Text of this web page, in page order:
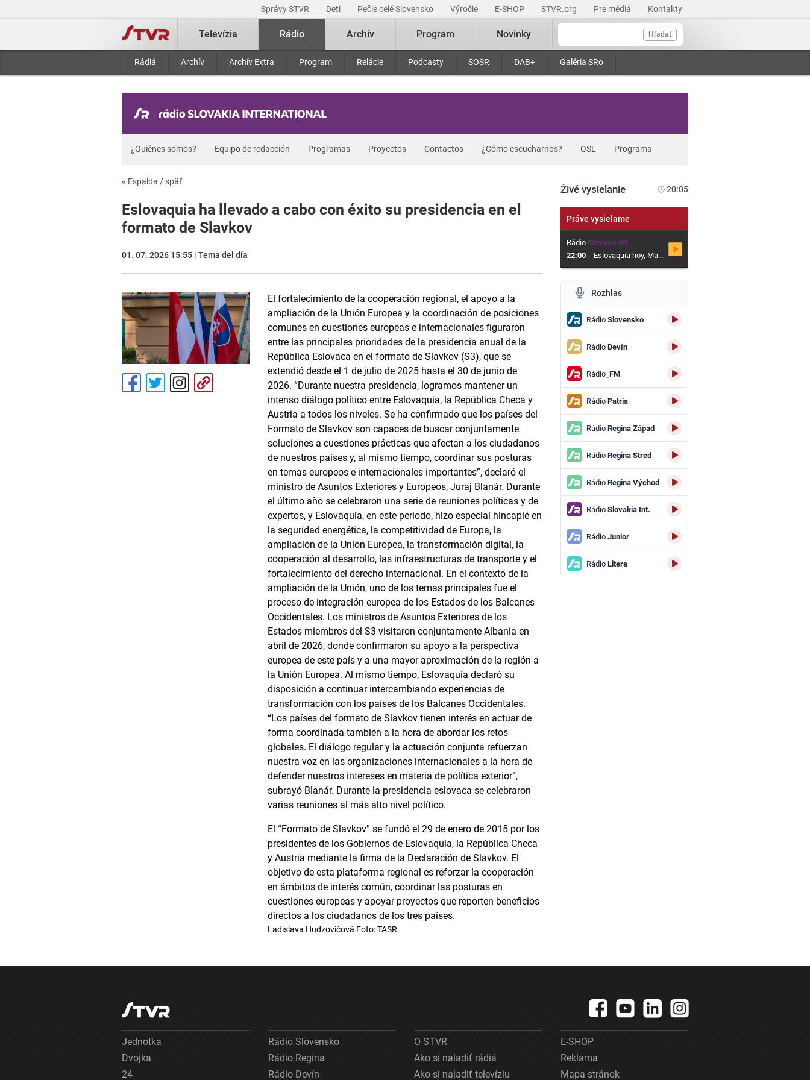
Správy STVR Deti Pečie celé Slovensko Výročie E-SHOP STVR.org Pre médiá Kontakty
Hľadať
Televízia Rádio
Rádiá Archív Archív Extra Program Relácie Podcasty SOSR DAB+ Galéria SRo
Archív Program Novinky
¿Quiénes somos? Equipo de redacción Programas Proyectos Contactos ¿Cómo escucharnos? QSL Programa
« Espalda / späť
Eslovaquia ha llevado a cabo con éxito su presidencia en el
formato de Slavkov
01. 07. 2026 15:55 | Tema del día
El fortalecimiento de la cooperación regional, el apoyo a la
ampliación de la Unión Europea y la coordinación de posiciones
comunes en cuestiones europeas e internacionales figuraron
entre las principales prioridades de la presidencia anual de la
República Eslovaca en el formato de Slavkov (S3), que se
extendió desde el 1 de julio de 2025 hasta el 30 de junio de
2026. “Durante nuestra presidencia, logramos mantener un
intenso diálogo político entre Eslovaquia, la República Checa y
Austria a todos los niveles. Se ha confirmado que los países del
Formato de Slavkov son capaces de buscar conjuntamente
soluciones a cuestiones prácticas que afectan a los ciudadanos
de nuestros países y, al mismo tiempo, coordinar sus posturas
en temas europeos e internacionales importantes”, declaró el
ministro de Asuntos Exteriores y Europeos, Juraj Blanár. Durante
el último año se celebraron una serie de reuniones políticas y de
expertos, y Eslovaquia, en este periodo, hizo especial hincapié en
la seguridad energética, la competitividad de Europa, la
ampliación de la Unión Europea, la transformación digital, la
cooperación al desarrollo, las infraestructuras de transporte y el
fortalecimiento del derecho internacional. En el contexto de la
ampliación de la Unión, uno de los temas principales fue el
proceso de integración europea de los Estados de los Balcanes
Occidentales. Los ministros de Asuntos Exteriores de los
Estados miembros del S3 visitaron conjuntamente Albania en
abril de 2026, donde confirmaron su apoyo a la perspectiva
europea de este país y a una mayor aproximación de la región a
la Unión Europea. Al mismo tiempo, Eslovaquia declaró su
disposición a continuar intercambiando experiencias de
transformación con los países de los Balcanes Occidentales.
“Los países del formato de Slavkov tienen interés en actuar de
forma coordinada también a la hora de abordar los retos
globales. El diálogo regular y la actuación conjunta refuerzan
nuestra voz en las organizaciones internacionales a la hora de
defender nuestros intereses en materia de política exterior”,
subrayó Blanár. Durante la presidencia eslovaca se celebraron
varias reuniones al más alto nivel político.
El “Formato de Slavkov” se fundó el 29 de enero de 2015 por los
presidentes de los Gobiernos de Eslovaquia, la República Checa
y Austria mediante la firma de la Declaración de Slavkov. El
objetivo de esta plataforma regional es reforzar la cooperación
en ámbitos de interés común, coordinar las posturas en
cuestiones europeas y apoyar proyectos que reporten beneficios
directos a los ciudadanos de los tres países.
Ladislava Hudzovičová Foto: TASR
Živé vysielanie 20:05
Práve vysielame
RádioSlovakia Int.
22:00 - Eslovaquia hoy, Magazín sobre Eslovaquia
Rozhlas
RádioSlovensko
RádioDevín
Rádio_FM
RádioPatria
RádioRegina Západ
RádioRegina Stred
RádioRegina Východ
RádioSlovakia Int.
RádioJunior
RádioLitera
Jednotka
Dvojka
24
Rádio Slovensko
Rádio Regina
Rádio Devín
O STVR
Ako si naladiť rádiá
Ako si naladiť televíziu
E-SHOP
Reklama
Mapa stránok